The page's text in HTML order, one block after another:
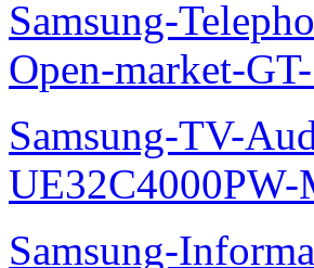
Samsung-
Open-market-
Samsung-TV-
UE32C4000PW-
Samsung-